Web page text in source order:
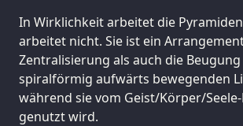
In Wirklichkeit arbeitet die
arbeitet nicht. Sie ist ein
Zentralisierung als auch die
spiralförmig aufwärts bewegenden
während sie vom Geist/Körper/
genutzt wird.